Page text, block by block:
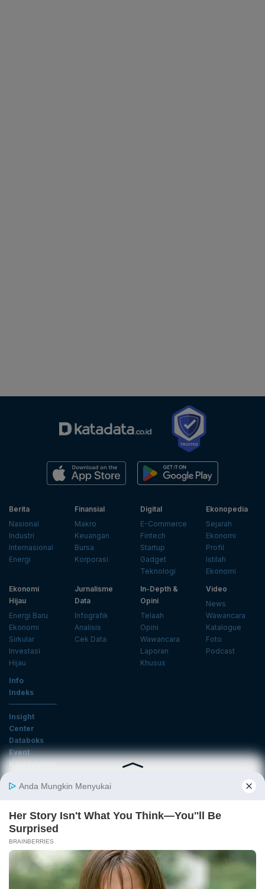
Berita
Nasional
Industri
Internasional
Energi
Finansial
Makro
Keuangan
Bursa
Korporasi
Digital
E-Commerce
Fintech
Startup
Gadget
Teknologi
Ekonopedia
Sejarah
Ekonomi
Profil
Istilah
Ekonomi
Ekonomi
Hijau
Energi Baru
Ekonomi
Sirkular
Investasi
Hijau
Jurnalisme
Data
Infografik
Analisis
Cek Data
In-Depth &
Opini
Telaah
Opini
Wawancara
Laporan
Khusus
Video
News
Wawancara
Katalogue
Foto
Podcast
Info
Indeks
Insight
Center
Databoks
Event
KatadataOto
Email